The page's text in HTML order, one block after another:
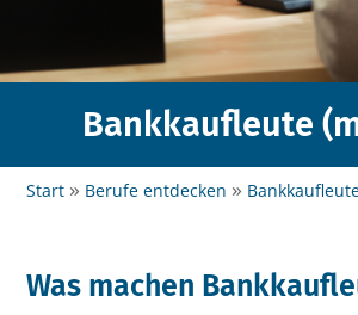
Bankkaufleute
Start Berufe entdecken
Was machen